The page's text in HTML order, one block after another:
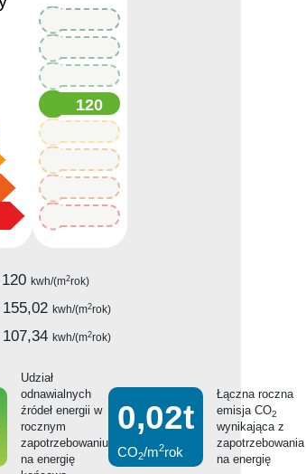
120
120kwh/(m2rok)
155,02kwh/(m2rok)
107,34kwh/(m2rok)
Udział
odnawialnych
źródeł energii w
rocznym
zapotrzebowaniu
na energię
0,02t
CO2/m2rok
Łączna roczna
emisja CO2
wynikająca z
zapotrzebowania
na energię